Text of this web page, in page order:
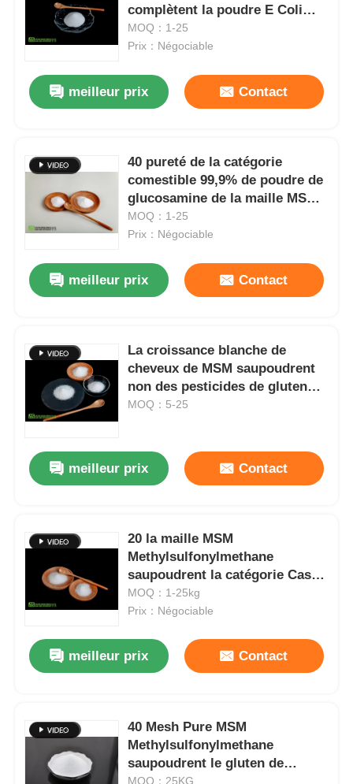
Produits
Vidéos
À propos de nous
Contrôle de la qualité
Poudre de MSM
MSM Méthylsulfonylméthane
Sulfone diméthylique de MSM
complètent la poudre E Coli
Cas No libre 67-71-0
MOQ：1-25
Prix：Négociable
meilleur prix Contact
40 pureté de la catégorie
comestible 99,9% de poudre de
glucosamine de la maille MSM
utilisée dans la Tablette
MOQ：1-25
Prix：Négociable
meilleur prix Contact
La croissance blanche de
cheveux de MSM saupoudrent
non des pesticides de gluten
que l'allergène libèrent Cas No
MOQ：5-25
meilleur prix Contact
20 la maille MSM
Methylsulfonylmethane
saupoudrent la catégorie Cas
No d'USP 67-71-0 aucune odeur
piquante
MOQ：1-25kg
Prix：Négociable
meilleur prix Contact
40 Mesh Pure MSM
Methylsulfonylmethane
saupoudrent le gluten de
grande pureté sans lactose
MOQ：25KG